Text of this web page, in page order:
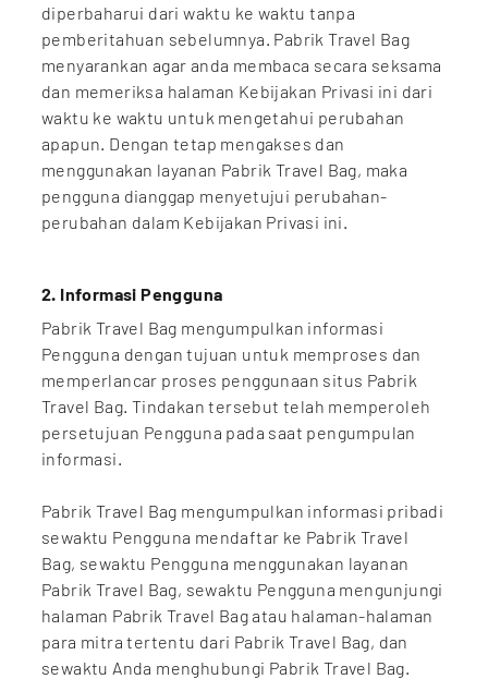
diperbaharui dari waktu ke waktu tanpa
pemberitahuan sebelumnya. Pabrik Travel Bag
menyarankan agar anda membaca secara seksama
dan memeriksa halaman Kebijakan Privasi ini dari
waktu ke waktu untuk mengetahui perubahan
apapun. Dengan tetap mengakses dan
menggunakan layanan Pabrik Travel Bag, maka
pengguna dianggap menyetujui perubahan-
perubahan dalam Kebijakan Privasi ini.
2. Informasi Pengguna
Pabrik Travel Bag mengumpulkan informasi
Pengguna dengan tujuan untuk memproses dan
memperlancar proses penggunaan situs Pabrik
Travel Bag. Tindakan tersebut telah memperoleh
persetujuan Pengguna pada saat pengumpulan
informasi.
Pabrik Travel Bag mengumpulkan informasi pribadi
sewaktu Pengguna mendaftar ke Pabrik Travel
Bag, sewaktu Pengguna menggunakan layanan
Pabrik Travel Bag, sewaktu Pengguna mengunjungi
halaman Pabrik Travel Bag atau halaman-halaman
para mitra tertentu dari Pabrik Travel Bag, dan
sewaktu Anda menghubungi Pabrik Travel Bag.